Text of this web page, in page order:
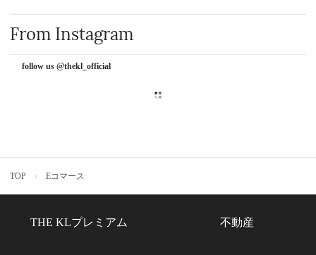
From Instagram
follow us @thekl_official
TOP Eコマース
THE KLプレミアム 不動産